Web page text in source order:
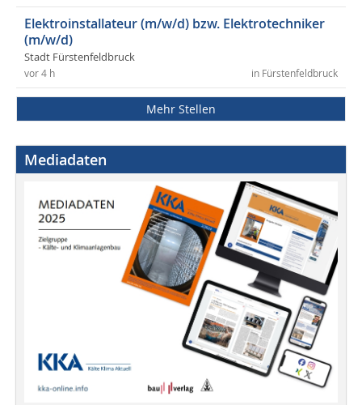
Elektroinstallateur (m/w/d) bzw. Elektrotechniker
(m/w/d)
Stadt Fürstenfeldbruck
in Fürstenfeldbruck
vor 4 h
Mehr Stellen
Mediadaten